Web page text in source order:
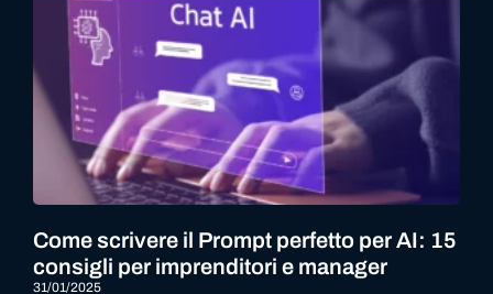
Come scrivere il Prompt perfetto per AI: 15
consigli per imprenditori e manager
31/01/2025